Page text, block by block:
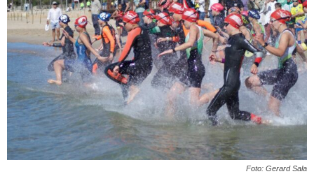
a
t
d
e
Foto: Gerard Sala